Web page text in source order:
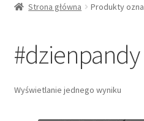
Strona główna Produkty
#dzienpandy
Wyświetlanie jednego wyniku